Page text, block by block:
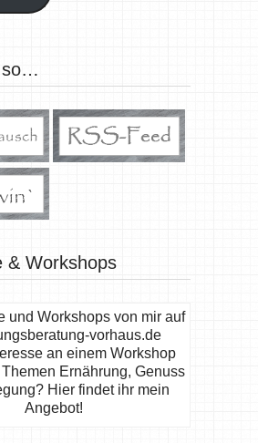
so…
& Workshops
an einem Workshop
Ernährung, Genuss
Hier findet ihr mein
Angebot!